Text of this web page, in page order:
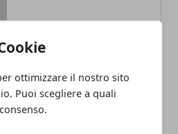
ottimizzare il nostro sito
Puoi scegliere a quali